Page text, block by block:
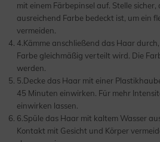
mit einem Färbepinsel auf. Stelle
ausreichend Farbe bedeckt ist, um ein
vermeiden.
4.Kämme anschließend das Haar
Farbe gleichmäßig verteilt wird. Die
werden.
5.Decke das Haar mit einer
45 Minuten einwirken. Für mehr
einwirken lassen.
6.Spüle das Haar mit kaltem Wasser
Kontakt mit Gesicht und Körper